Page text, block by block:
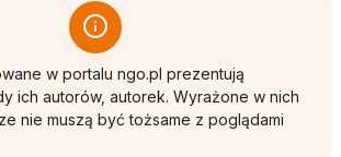
w portalu ngo.pl prezentują
ich autorów, autorek. Wyrażone w nich
nie muszą być tożsame z poglądami